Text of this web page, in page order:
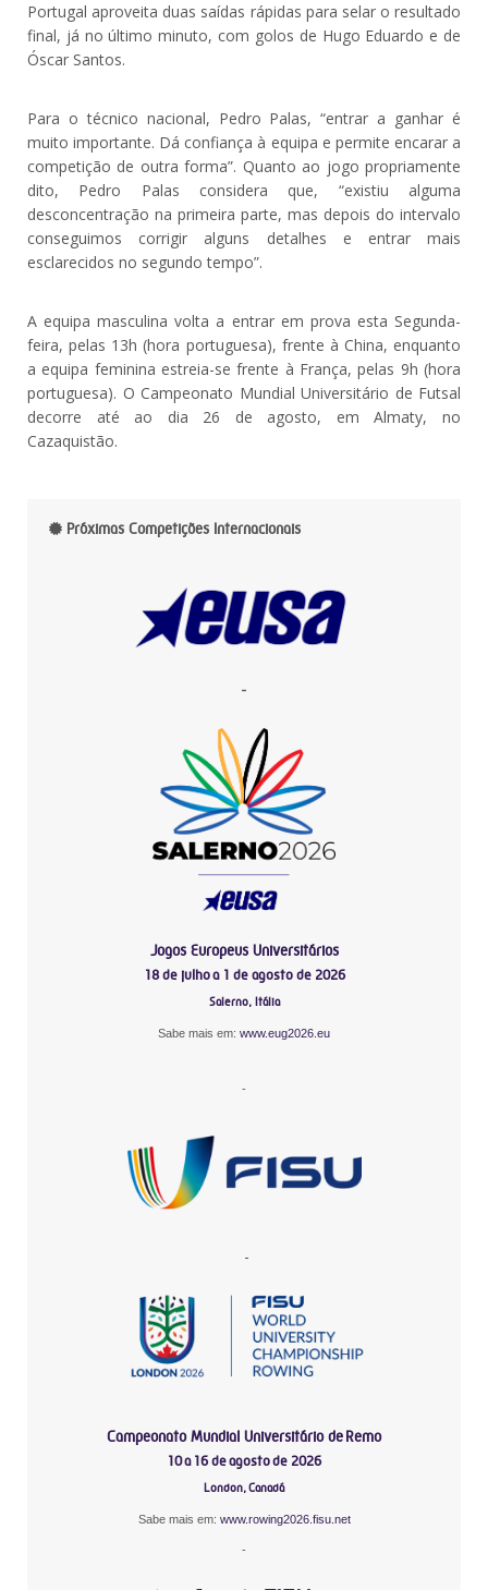
Portugal aproveita duas saídas rápidas para selar o resultado
final, já no último minuto, com golos de Hugo Eduardo e de
Óscar Santos.
Para o técnico nacional, Pedro Palas, “entrar a ganhar é
muito importante. Dá confiança à equipa e permite encarar a
competição de outra forma”. Quanto ao jogo propriamente
dito, Pedro Palas considera que, “existiu alguma
desconcentração na primeira parte, mas depois do intervalo
conseguimos corrigir alguns detalhes e entrar mais
esclarecidos no segundo tempo”.
A equipa masculina volta a entrar em prova esta Segunda-
feira, pelas 13h (hora portuguesa), frente à China, enquanto
a equipa feminina estreia-se frente à França, pelas 9h (hora
portuguesa). O Campeonato Mundial Universitário de Futsal
decorre até ao dia 26 de agosto, em Almaty, no
Cazaquistão.
Próximas Competições Internacionais
-
Jogos Europeus Universitários
18 de julho a 1 de agosto de 2026
Salerno, Itália
Sabe mais em: www.eug2026.eu
-
-
Campeonato Mundial Universitário de Remo
10 a 16 de agosto de 2026
London, Canadá
Sabe mais em: www.rowing2026.fisu.net
-